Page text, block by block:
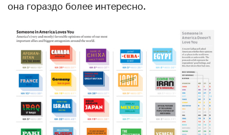
она гораздо более интересно.